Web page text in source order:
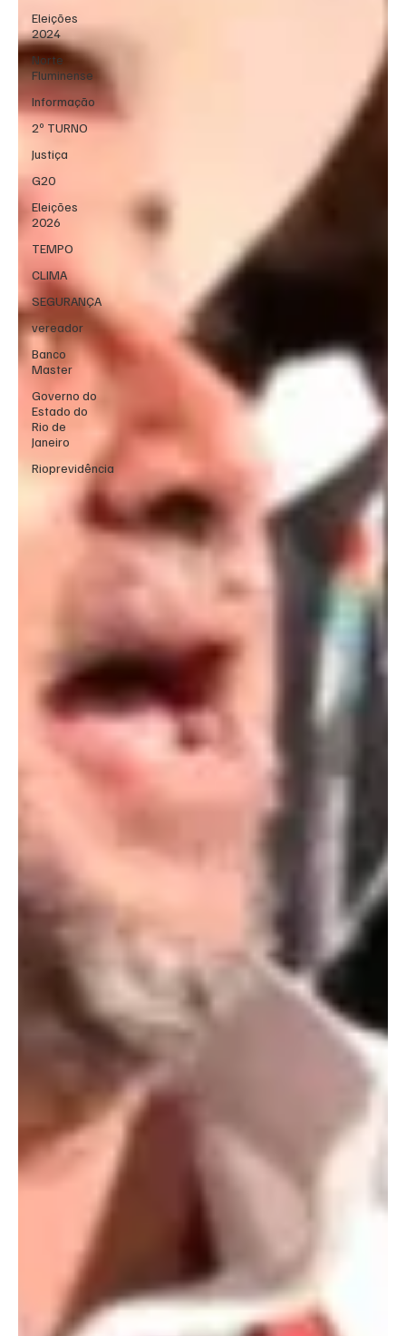
Eleições
2024
Norte
Fluminense
Informação
2º TURNO
Justiça
G20
Eleições
2026
TEMPO
CLIMA
SEGURANÇA
vereador
Banco
Master
Governo do
Estado do
Rio de
Janeiro
Rioprevidência